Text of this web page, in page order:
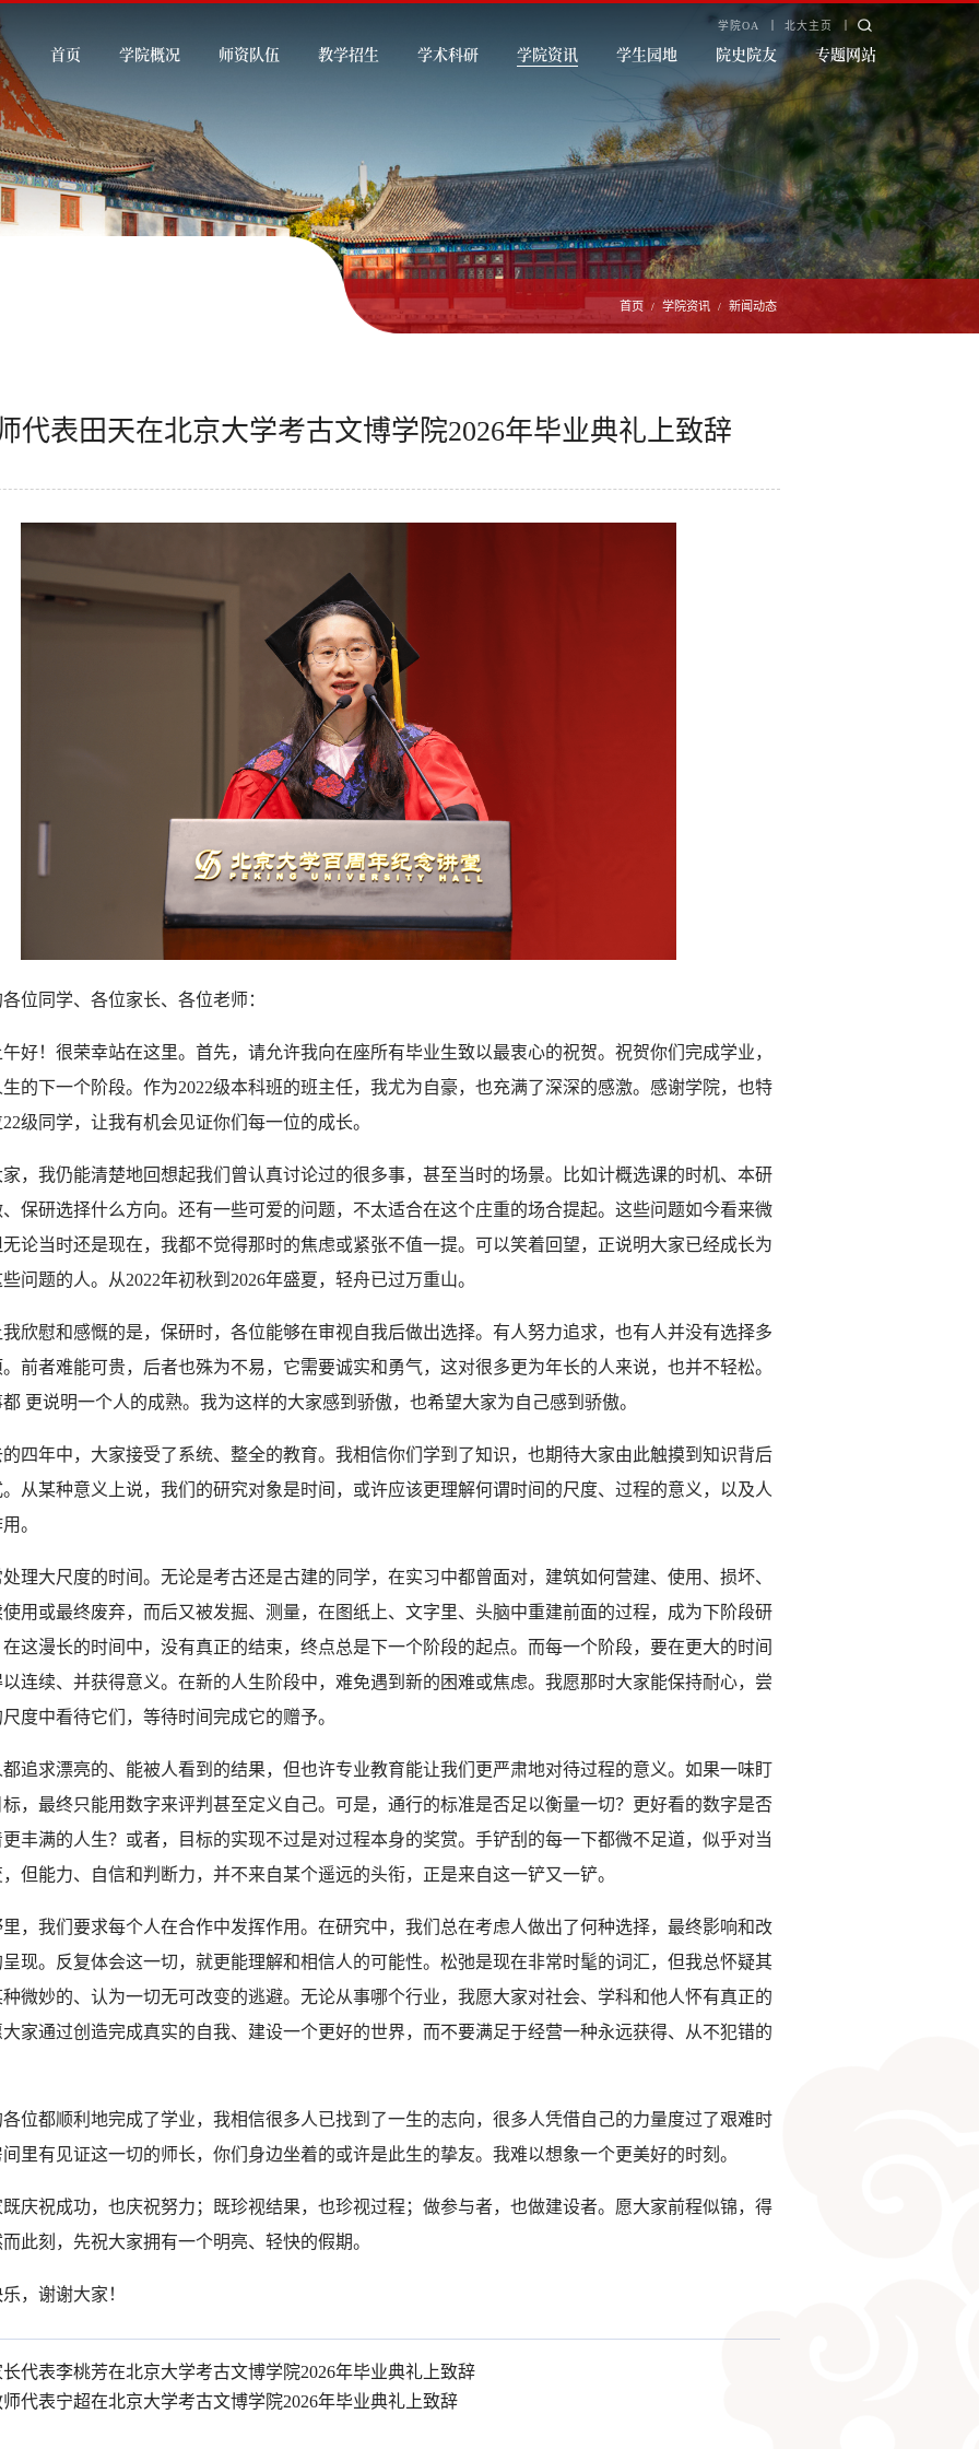
学院OA 北大主页
首页 学院概况 师资队伍 教学招生 学术科研 学院资讯 学生园地 院史院友 专题网站
首页 / 学院资讯 / 新闻动态
代表田天在北京大学考古文博学院2026年毕业典礼上致辞
位同学、各位家长、各位老师：
好！很荣幸站在这里。首先，请允许我向在座所有毕业生致以最衷心的祝贺。祝贺你们完成学业，
的下一个阶段。作为2022级本科班的班主任，我尤为自豪，也充满了深深的感激。感谢学院，也特
级同学，让我有机会见证你们每一位的成长。
，我仍能清楚地回想起我们曾认真讨论过的很多事，甚至当时的场景。比如计概选课的时机、本研
保研选择什么方向。还有一些可爱的问题，不太适合在这个庄重的场合提起。这些问题如今看来微
论当时还是现在，我都不觉得那时的焦虑或紧张不值一提。可以笑着回望，正说明大家已经成长为
问题的人。从2022年初秋到2026年盛夏，轻舟已过万重山。
欣慰和感慨的是，保研时，各位能够在审视自我后做出选择。有人努力追求，也有人并没有选择多
前者难能可贵，后者也殊为不易，它需要诚实和勇气，这对很多更为年长的人来说，也并不轻松。
更说明一个人的成熟。我为这样的大家感到骄傲，也希望大家为自己感到骄傲。
四年中，大家接受了系统、整全的教育。我相信你们学到了知识，也期待大家由此触摸到知识背后
从某种意义上说，我们的研究对象是时间，或许应该更理解何谓时间的尺度、过程的意义，以及人
。
理大尺度的时间。无论是考古还是古建的同学，在实习中都曾面对，建筑如何营建、使用、损坏、
用或最终废弃，而后又被发掘、测量，在图纸上、文字里、头脑中重建前面的过程，成为下阶段研
这漫长的时间中，没有真正的结束，终点总是下一个阶段的起点。而每一个阶段，要在更大的时间
连续、并获得意义。在新的人生阶段中，难免遇到新的困难或焦虑。我愿那时大家能保持耐心，尝
度中看待它们，等待时间完成它的赠予。
追求漂亮的、能被人看到的结果，但也许专业教育能让我们更严肃地对待过程的意义。如果一味盯
，最终只能用数字来评判甚至定义自己。可是，通行的标准是否足以衡量一切？更好看的数字是否
丰满的人生？或者，目标的实现不过是对过程本身的奖赏。手铲刮的每一下都微不足道，似乎对当
但能力、自信和判断力，并不来自某个遥远的头衔，正是来自这一铲又一铲。
，我们要求每个人在合作中发挥作用。在研究中，我们总在考虑人做出了何种选择，最终影响和改
现。反复体会这一切，就更能理解和相信人的可能性。松弛是现在非常时髦的词汇，但我总怀疑其
微妙的、认为一切无可改变的逃避。无论从事哪个行业，我愿大家对社会、学科和他人怀有真正的
家通过创造完成真实的自我、建设一个更好的世界，而不要满足于经营一种永远获得、从不犯错的
位都顺利地完成了学业，我相信很多人已找到了一生的志向，很多人凭借自己的力量度过了艰难时
里有见证这一切的师长，你们身边坐着的或许是此生的挚友。我难以想象一个更美好的时刻。
庆祝成功，也庆祝努力；既珍视结果，也珍视过程；做参与者，也做建设者。愿大家前程似锦，得
此刻，先祝大家拥有一个明亮、轻快的假期。
，谢谢大家！
长代表李桃芳在北京大学考古文博学院2026年毕业典礼上致辞
师代表宁超在北京大学考古文博学院2026年毕业典礼上致辞